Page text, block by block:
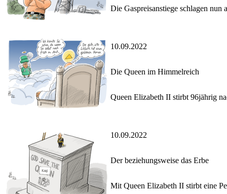
Die Gaspreisanstiege schlagen
10.09.2022
Die Queen im Himmelreich
Queen Elizabeth II stirbt 96jährig
10.09.2022
Der beziehungsweise das Erbe
Mit Queen Elizabeth II stirbt eine